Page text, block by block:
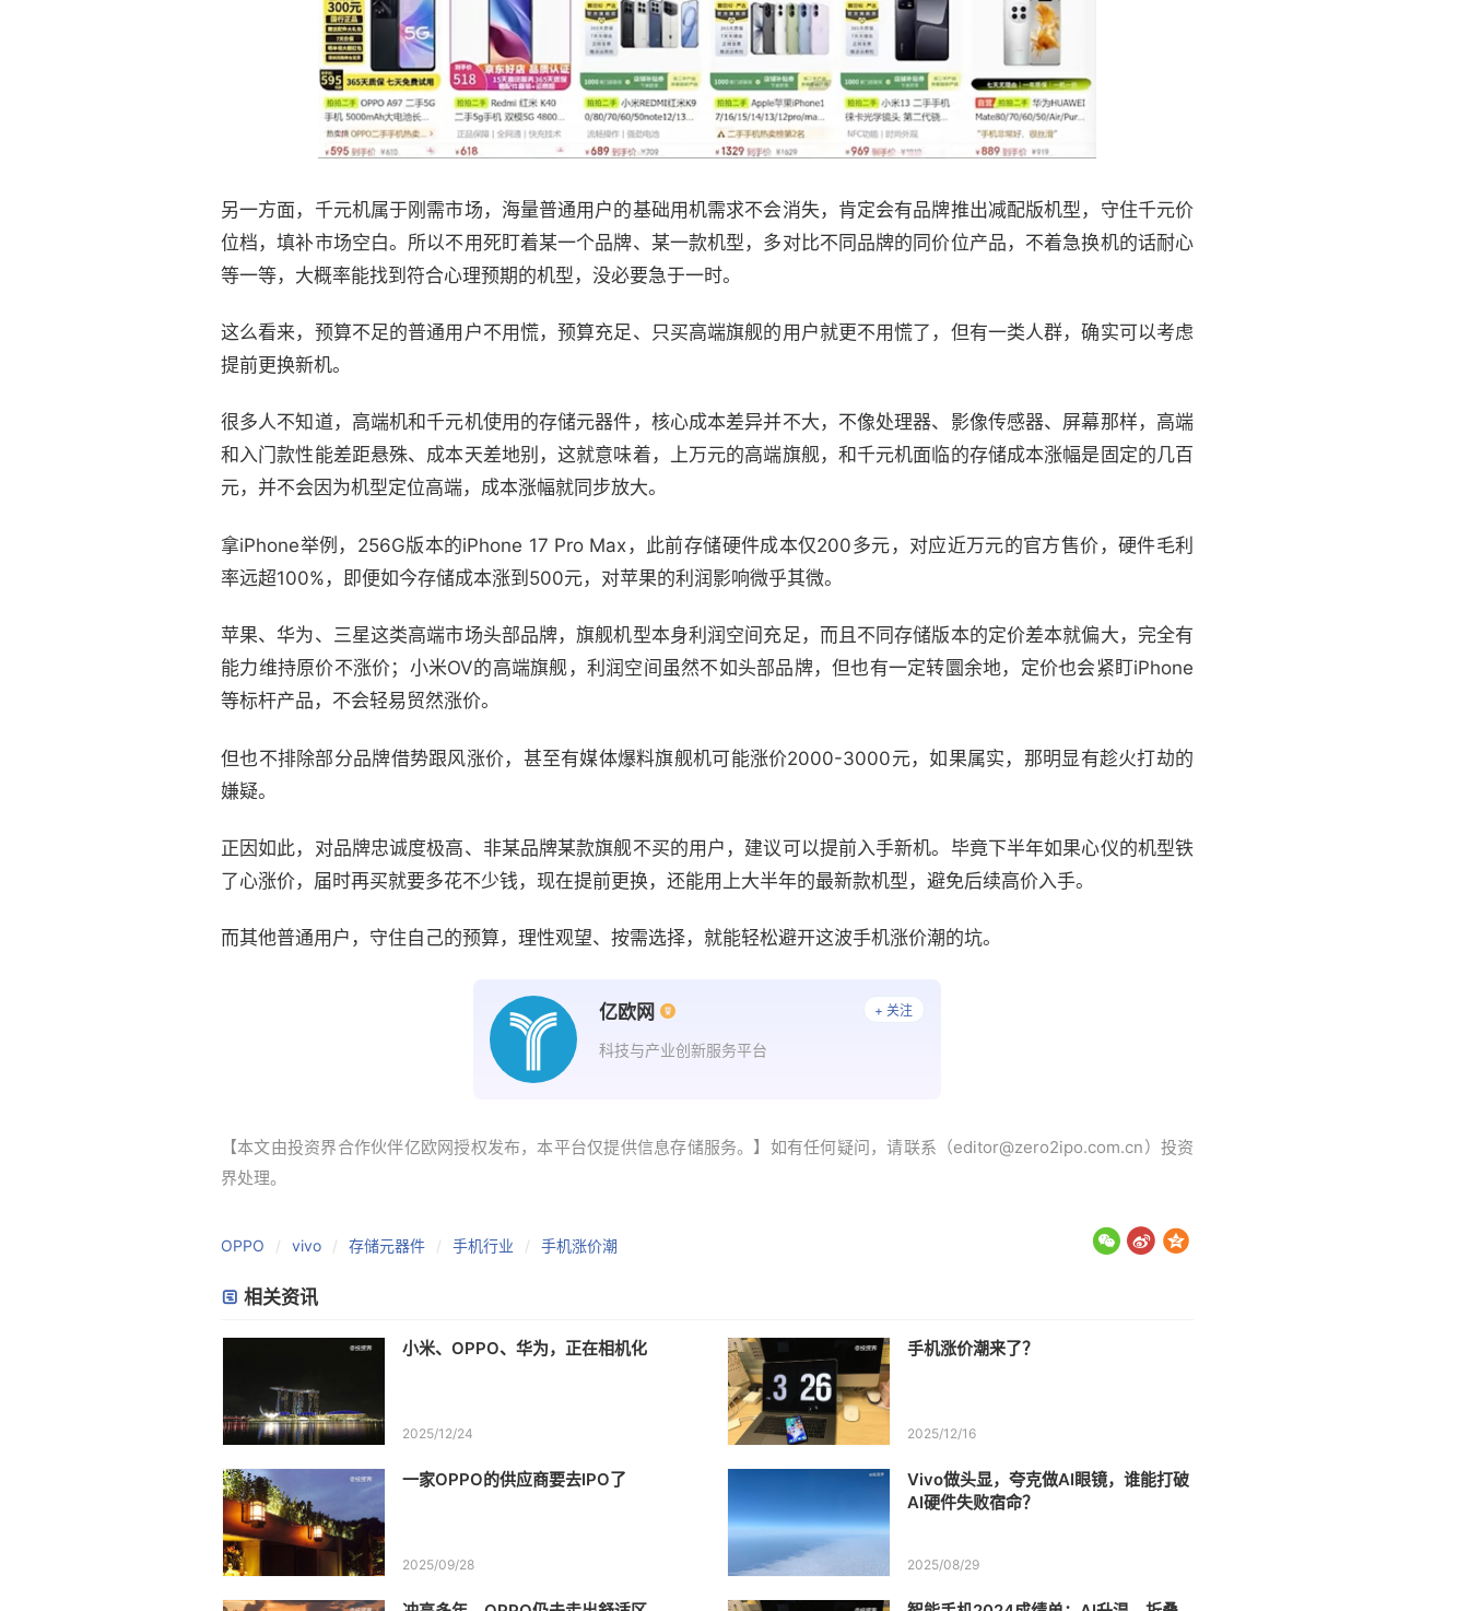
另一方面，千元机属于刚需市场，海量普通用户的基础用机需求不会消失，肯定会有品牌推出减配版机型，守住千元价
位档，填补市场空白。所以不用死盯着某一个品牌、某一款机型，多对比不同品牌的同价位产品，不着急换机的话耐心
等一等，大概率能找到符合心理预期的机型，没必要急于一时。
这么看来，预算不足的普通用户不用慌，预算充足、只买高端旗舰的用户就更不用慌了，但有一类人群，确实可以考虑
提前更换新机。
很多人不知道，高端机和千元机使用的存储元器件，核心成本差异并不大，不像处理器、影像传感器、屏幕那样，高端
和入门款性能差距悬殊、成本天差地别，这就意味着，上万元的高端旗舰，和千元机面临的存储成本涨幅是固定的几百
元，并不会因为机型定位高端，成本涨幅就同步放大。
拿iPhone举例，256G版本的iPhone 17 Pro Max，此前存储硬件成本仅200多元，对应近万元的官方售价，硬件毛利
率远超100%，即便如今存储成本涨到500元，对苹果的利润影响微乎其微。
苹果、华为、三星这类高端市场头部品牌，旗舰机型本身利润空间充足，而且不同存储版本的定价差本就偏大，完全有
能力维持原价不涨价；小米OV的高端旗舰，利润空间虽然不如头部品牌，但也有一定转圜余地，定价也会紧盯iPhone
等标杆产品，不会轻易贸然涨价。
但也不排除部分品牌借势跟风涨价，甚至有媒体爆料旗舰机可能涨价2000-3000元，如果属实，那明显有趁火打劫的
嫌疑。
正因如此，对品牌忠诚度极高、非某品牌某款旗舰不买的用户，建议可以提前入手新机。毕竟下半年如果心仪的机型铁
了心涨价，届时再买就要多花不少钱，现在提前更换，还能用上大半年的最新款机型，避免后续高价入手。
而其他普通用户，守住自己的预算，理性观望、按需选择，就能轻松避开这波手机涨价潮的坑。
亿欧网
科技与产业创新服务平台
+ 关注
【本文由投资界合作伙伴亿欧网授权发布，本平台仅提供信息存储服务。】如有任何疑问，请联系（editor@zero2ipo.com.cn）投资
界处理。
OPPO vivo 存储元器件 手机行业 手机涨价潮
相关资讯
小米、OPPO、华为，正在相机化
2025/12/24
手机涨价潮来了？
2025/12/16
一家OPPO的供应商要去IPO了
2025/09/28
Vivo做头显，夸克做AI眼镜，谁能打破
AI硬件失败宿命？
2025/08/29